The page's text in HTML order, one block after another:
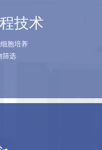
技术
胞培养
筛选